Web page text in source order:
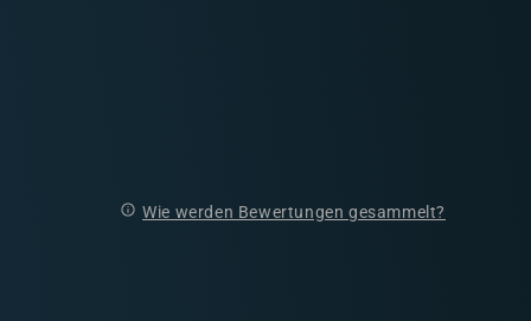
Wie werden Bewertungen gesammelt?